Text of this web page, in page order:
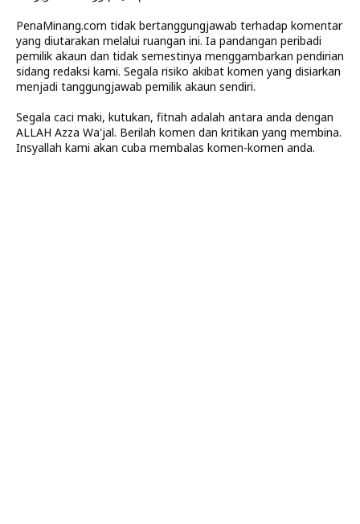
PenaMinang.com tidak bertanggungjawab terhadap komentar
yang diutarakan melalui ruangan ini. Ia pandangan peribadi
pemilik akaun dan tidak semestinya menggambarkan pendirian
sidang redaksi kami. Segala risiko akibat komen yang disiarkan
menjadi tanggungjawab pemilik akaun sendiri.
Segala caci maki, kutukan, fitnah adalah antara anda dengan
ALLAH Azza Wa'jal. Berilah komen dan kritikan yang membina.
Insyallah kami akan cuba membalas komen-komen anda.